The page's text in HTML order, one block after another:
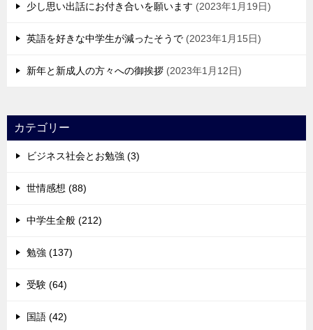
少し思い出話にお付き合いを願います 2023年1月19日
英語を好きな中学生が減ったそうで 2023年1月15日
新年と新成人の方々への御挨拶 2023年1月12日
カテゴリー
ビジネス社会とお勉強 (3)
世情感想 (88)
中学生全般 (212)
勉強 (137)
受験 (64)
国語 (42)